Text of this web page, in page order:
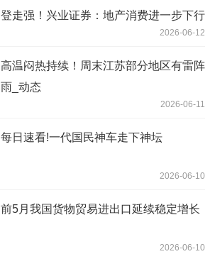
登走强！兴业证券：地产消费进一步下行
2026-06-12
高温闷热持续！周末江苏部分地区有雷阵
雨_动态
2026-06-11
每日速看!一代国民神车走下神坛
2026-06-10
前5月我国货物贸易进出口延续稳定增长
2026-06-10